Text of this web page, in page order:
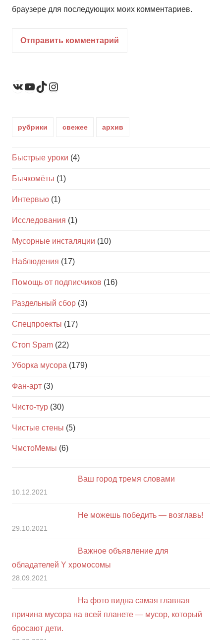
браузере для последующих моих комментариев.
ВКонтакте
YouTube
TikTokInstagram
рубрики свежее архив
Быстрые уроки (4)
Бычкомёты (1)
Интервью (1)
Исследования (1)
Мусорные инсталяции (10)
Наблюдения (17)
Помощь от подписчиков (16)
Раздельный сбор (3)
Спецпроекты (17)
Стоп Spam (22)
Уборка мусора (179)
Фан-арт (3)
Чисто-тур (30)
Чистые стены (5)
ЧмстоМемы (6)
Ваш город тремя словами
10.12.2021
Не можешь победить — возглавь!
29.10.2021
Важное объявление для
обладателей Y хромосомы
28.09.2021
На фото видна самая главная
причина мусора на всей планете — мусор, который
бросают дети.